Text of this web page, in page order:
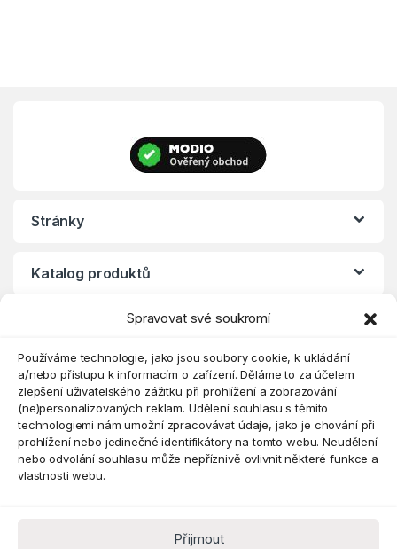
Spravovat své soukromí
Používáme technologie, jako jsou soubory cookie, k ukládání
a/nebo přístupu k informacím o zařízení. Děláme to za účelem
zlepšení uživatelského zážitku při prohlížení a zobrazování
(ne)personalizovaných reklam. Udělení souhlasu s těmito
technologiemi nám umožní zpracovávat údaje, jako je chování při
prohlížení nebo jedinečné identifikátory na tomto webu. Neudělení
nebo odvolání souhlasu může nepříznivě ovlivnit některé funkce a
vlastnosti webu.
Přijmout
Stránky
Katalog produktů
Máte dotaz? Kontaktujte nás